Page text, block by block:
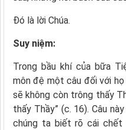
Ðó là lời Chúa.
Suy niệm:
Trong bầu khí của bữa
môn đệ một câu đối với họ
sẽ không còn trông thấy
thấy Thầy” (c. 16). Câu
chúng ta biết rõ cái chết